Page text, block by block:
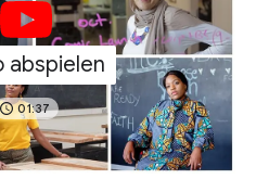
abspielen
01:37